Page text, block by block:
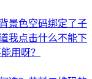
景色空码绑定了子
我点击什么不能下
用呀？